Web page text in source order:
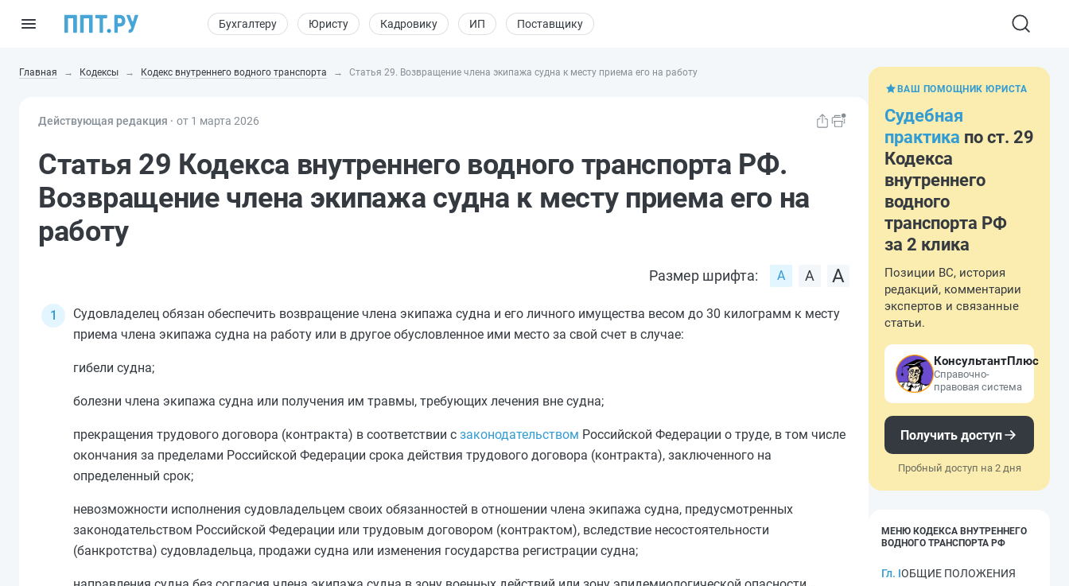
Бухгалтеру Юристу Кадровику ИП Поставщику
Главная Кодексы Кодекс внутреннего водного транспорта Статья 29. Возвращение члена экипажа судна к месту приема его на работу
Действующая редакция ⸱ от 1 марта 2026
Статья 29 Кодекса внутреннего водного транспорта РФ.
Возвращение члена экипажа судна к месту приема его на
работу
Размер шрифта:
Судовладелец обязан обеспечить возвращение члена экипажа судна и его личного имущества весом до 30 килограмм к месту
приема члена экипажа судна на работу или в другое обусловленное ими место за свой счет в случае:
гибели судна;
болезни члена экипажа судна или получения им травмы, требующих лечения вне судна;
прекращения трудового договора (контракта) в соответствии с законодательством Российской Федерации о труде, в том числе
окончания за пределами Российской Федерации срока действия трудового договора (контракта), заключенного на
определенный срок;
невозможности исполнения судовладельцем своих обязанностей в отношении члена экипажа судна, предусмотренных
законодательством Российской Федерации или трудовым договором (контрактом), вследствие несостоятельности
(банкротства) судовладельца, продажи судна или изменения государства регистрации судна;
ВАШ ПОМОЩНИК ЮРИСТА
Судебная
практика по ст. 29
Кодекса
внутреннего
водного
транспорта РФ
за 2 клика
Позиции ВС, история
редакций, комментарии
экспертов и связанные
статьи.
КонсультантПлюс
Справочно-
правовая система
Получить доступ
Пробный доступ на 2 дня
МЕНЮ КОДЕКСА ВНУТРЕННЕГО
ВОДНОГО ТРАНСПОРТА РФ
Гл. IОБЩИЕ ПОЛОЖЕНИЯ